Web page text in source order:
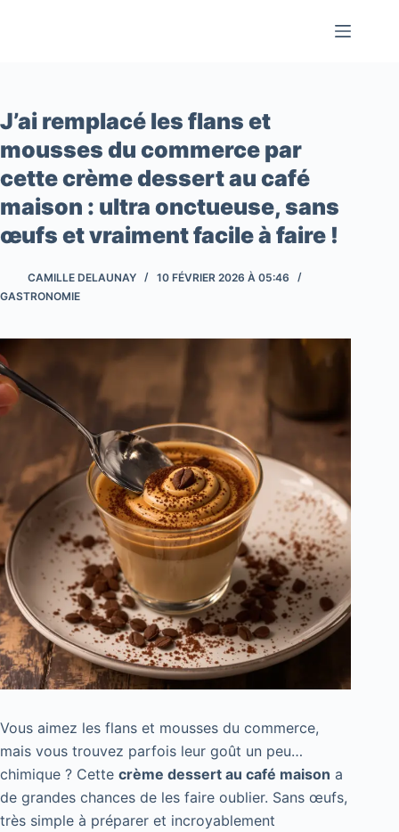
J’ai remplacé les flans et
mousses du commerce par
cette crème dessert au café
maison : ultra onctueuse, sans
œufs et vraiment facile à faire !
CAMILLE DELAUNAY
10 FÉVRIER 2026 À 05:46
GASTRONOMIE
Vous aimez les flans et mousses du commerce,
mais vous trouvez parfois leur goût un peu…
chimique ? Cette crème dessert au café maison a
de grandes chances de les faire oublier. Sans œufs,
très simple à préparer et incroyablement